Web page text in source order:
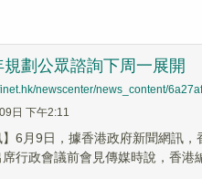
劃公眾諮詢下周一展開
newscenter/news_content/
日 下午2:11
】6月9日，據香港政府新聞網訊
行政會議前會見傳媒時說，香港